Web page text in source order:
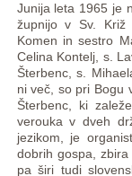
Junija leta 1965 je
župnijo v Sv.
Komen in sestro
Celina Kontelj, s.
Šterbenc, s.
ni več, so pri Bogu
Šterbenc, ki
verouka v dveh
jezikom, je
dobrih gospa,
pa širi tudi